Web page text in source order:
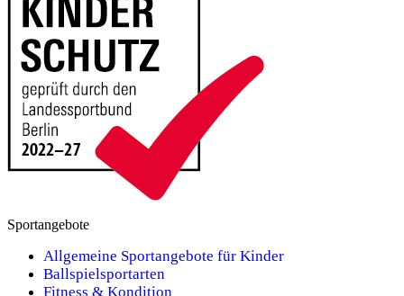
Sportangebote
Allgemeine Sportangebote für Kinder
Ballspielsportarten
Fitness & Kondition